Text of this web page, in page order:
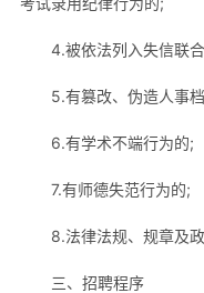
4.被依法列入失信联
5.有篡改、伪造人事
6.有学术不端行为的;
7.有师德失范行为的;
8.法律法规、规章及
三、招聘程序